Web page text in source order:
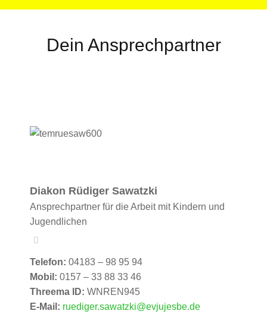
Dein Ansprechpartner
Diakon Rüdiger Sawatzki
Ansprechpartner für die Arbeit mit Kindern und
Jugendlichen
Telefon: 04183 – 98 95 94
Mobil: 0157 – 33 88 33 46
Threema ID: WNREN945
E-Mail: ruediger.sawatzki@evjujesbe.de